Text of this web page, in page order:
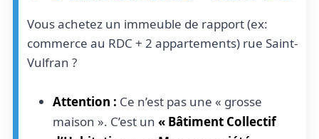
Vous achetez un immeuble de rapport (ex:
commerce au RDC + 2 appartements) rue Saint-
Vulfran ?
Attention : Ce n’est pas une « grosse
maison ». C’est un « Bâtiment Collectif